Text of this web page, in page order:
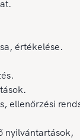
értékelése.
ellenőrzési
nyilvántartások,